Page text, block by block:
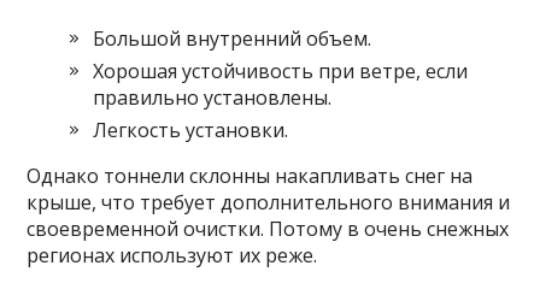
Большой внутренний объем.
Хорошая устойчивость при ветре, если
правильно установлены.
Легкость установки.
Однако тоннели склонны накапливать снег на
крыше, что требует дополнительного внимания и
своевременной очистки. Потому в очень снежных
регионах используют их реже.